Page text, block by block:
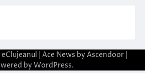
eClujeanul | Ace News by Ascendoor
by WordPress.